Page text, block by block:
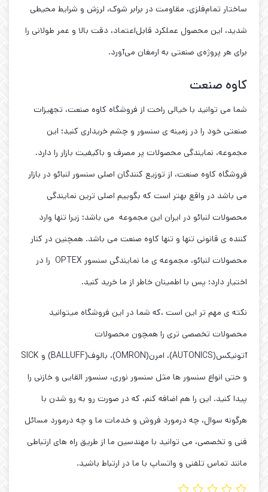
ساختار تمام‌فلزی، مقاومت در برابر شوک، لرزش و شرایط محیطی
شدید، این محصول عملکرد قابل‌اعتماد، دقت بالا و عمر طولانی را
برای هر پروژه‌ی صنعتی به ارمغان می‌آورد.
کاوه صنعت
شما می توانید با خیالی راحت از فروشگاه کاوه صنعت، تجهیزات
صنعتی خود را در زمینه ی سنسور و چشم خریداری کنید؛ این
مجموعه، نمایندگی محصولات پر مصرف و باکیفیت بازار را دارد.
فروشگاه کاوه صنعت، از توزیع کنندگان اصلی سنسور لنبائو در بازار
می باشد در واقع بهتر است که بگوییم اصلی ترین نمایندگی
محصولات لنبائو در ایران این مجموعه می باشد؛ زیرا تنها وارد
کننده ی قانونی تنها و تنها کاوه صنعت می باشد. همچنین در کنار
محصولات لنبائو، مجموعه ی ما نمایندگی سنسور OPTEX را در
اختیار دارد؛ پس با اطمینان خاطر از ما خرید کنید.
نکته ی مهم تر این است ،که شما در این فروشگاه میتوانید
محصولات تخصصی تری را همچون محصولات
آتونیکس(AUTONICS)، امرن(OMRON)، بالوف(BALLUFF) و SICK
و حتی انواع سنسور ها مثل سنسور نوری، سنسور القایی و خازنی را
پیدا کنید. این را هم اضافه کنم، که در صورت رو به رو شدن با
هرگونه سوال، چه درمورد فروش و خدمات ما و چه درمورد مسائل
فنی و تخصصی، می توانید با مهندسین ما از طریق راه های ارتباطی
مانند تماس تلفنی و واتساپ با ما در ارتباط باشید.